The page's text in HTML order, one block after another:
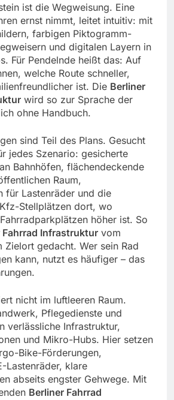
ist die Wegweisung. Eine
ernst nimmt, leitet intuitiv: mit
farbigen Piktogramm-
und digitalen Layern in
Für Pendelnde heißt das: Auf
welche Route schneller,
ist. Die Berliner
wird so zur Sprache der
ohne Handbuch.
sind Teil des Plans. Gesucht
jedes Szenario: gesicherte
Bahnhöfen, flächendeckende
Raum,
für Lastenräder und die
Stellplätzen dort, wo
höher ist. So
Fahrrad Infrastruktur vom
Zielort gedacht. Wer sein Rad
kann, nutzt es häufiger – das
nicht im luftleeren Raum.
Pflegedienste und
verlässliche Infrastruktur,
und Mikro-Hubs. Hier setzen
Bike-Förderungen,
Lastenräder, klare
abseits engster Gehwege. Mit
Berliner Fahrrad